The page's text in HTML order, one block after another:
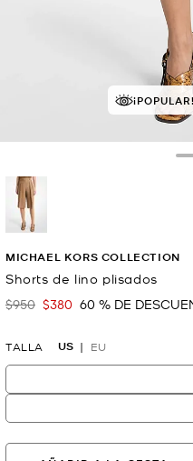
¡POPULAR!
MICHAEL KORS COLLECTION
Shorts de lino plisados
Era
$950 Ahora
$380 60 % DE
TALLA US EU